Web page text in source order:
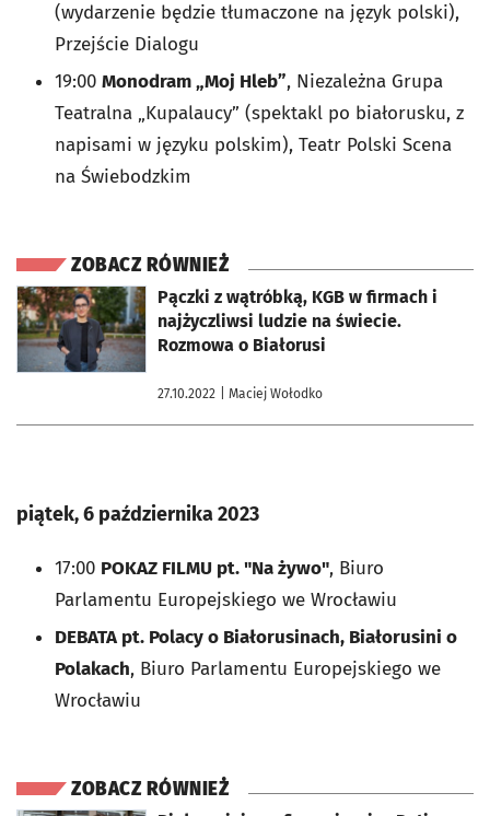
(wydarzenie będzie tłumaczone na język polski),
Przejście Dialogu
19:00 Monodram „Moj Hleb”, Niezależna Grupa
Teatralna „Kupalaucy” (spektakl po białorusku, z
napisami w języku polskim), Teatr Polski Scena
na Świebodzkim
ZOBACZ RÓWNIEŻ
Pączki z wątróbką, KGB w firmach i
najżyczliwsi ludzie na świecie.
Rozmowa o Białorusi
27.10.2022 | Maciej Wołodko
otworzy się w nowej karcie
piątek, 6 października 2023
17:00 POKAZ FILMU pt. "Na żywo", Biuro
Parlamentu Europejskiego we Wrocławiu
DEBATA pt. Polacy o Białorusinach, Białorusini o
Polakach, Biuro Parlamentu Europejskiego we
Wrocławiu
ZOBACZ RÓWNIEŻ